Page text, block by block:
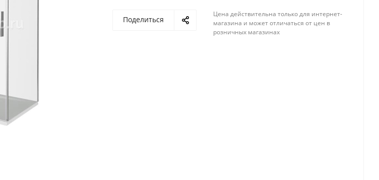
Поделиться
Цена действительна только для интернет-
магазина и может отличаться от цен в
розничных магазинах